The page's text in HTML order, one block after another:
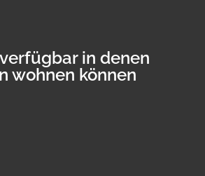
in denen
wohnen können